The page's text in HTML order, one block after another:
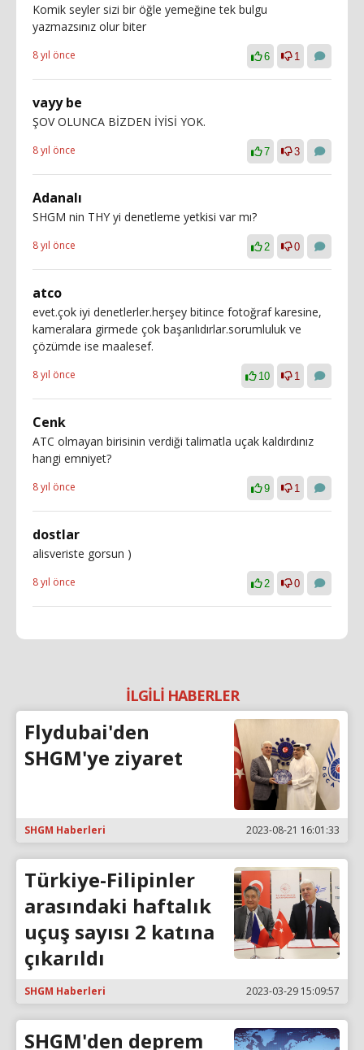
Komik seyler sizi bir öğle yemeğine tek bulgu
yazmazsınız olur biter
8 yıl önce 6 1
vayy be
ŞOV OLUNCA BİZDEN İYİSİ YOK.
8 yıl önce 7 3
Adanalı
SHGM nin THY yi denetleme yetkisi var mı?
8 yıl önce 2 0
atco
evet.çok iyi denetlerler.herşey bitince fotoğraf karesine,
kameralara girmede çok başarılıdırlar.sorumluluk ve
çözümde ise maalesef.
8 yıl önce 10 1
Cenk
ATC olmayan birisinin verdiği talimatla uçak kaldırdınız
hangi emniyet?
8 yıl önce 9 1
dostlar
alisveriste gorsun )
8 yıl önce 2 0
İLGİLİ HABERLER
Flydubai'den
SHGM'ye ziyaret
SHGM Haberleri 2023-08-21 16:01:33
Türkiye-Filipinler
arasındaki haftalık
uçuş sayısı 2 katına
çıkarıldı
SHGM Haberleri 2023-03-29 15:09:57
SHGM'den deprem